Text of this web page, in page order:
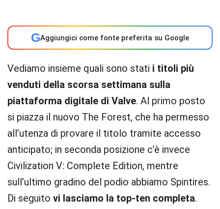
GAggiungici come fonte preferita su Google
Vediamo insieme quali sono stati i titoli più
venduti della scorsa settimana sulla
piattaforma digitale di Valve. Al primo posto
si piazza il nuovo The Forest, che ha permesso
all’utenza di provare il titolo tramite accesso
anticipato; in seconda posizione c’è invece
Civilization V: Complete Edition, mentre
sull’ultimo gradino del podio abbiamo Spintires.
Di seguito vi lasciamo la top-ten completa.